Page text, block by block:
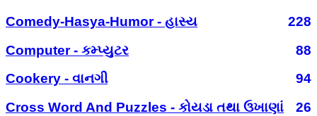
Comedy-Hasya-Humor - હાસ્ય
228
Computer - કમ્પ્યુટર
88
Cookery - વાનગી
94
Cross Word And Puzzles - કોયડા તથા ઉખાણાં
26